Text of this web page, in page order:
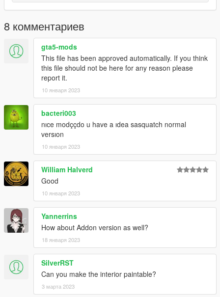
8 комментариев
gta5-mods
This file has been approved automatically. If you think
this file should not be here for any reason please
report it.
10 января 2023
bacteri003
nıce modççdo u have a ıdea sasquatch normal
versıon
10 января 2023
William Halverd
Good
10 января 2023
Yannerrins
How about Addon version as well?
18 января 2023
SilverRST
Can you make the interior paintable?
3 марта 2023